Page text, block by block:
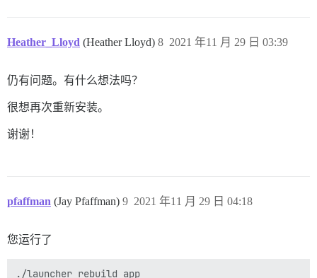
Heather_Lloyd (Heather Lloyd) 2021 年11 月 29 日 03:39
8
仍有问题。有什么想法吗？
很想再次重新安装。
谢谢！
pfaffman (Jay Pfaffman) 2021 年11 月 29 日 04:18
9
您运行了